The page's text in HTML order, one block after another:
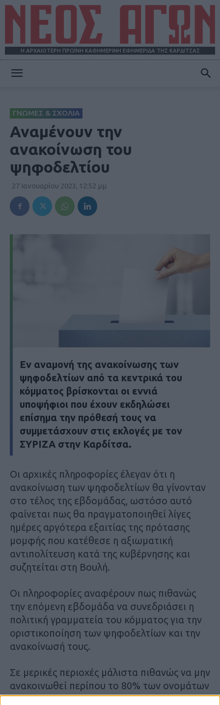
Η ΑΡΧΑΙΟΤΕΡΗ ΠΡΩΪΝΗ ΚΑΘΗΜΕΡΙΝΗ ΕΦΗΜΕΡΙΔΑ ΤΗΣ ΚΑΡΔΙΤΣΑΣ
ΓΝΩΜΕΣ & ΣΧΟΛΙΑ
Αναμένουν την
ανακοίνωση του
ψηφοδελτίου
27 Ιανουαρίου 2023, 12:52 μμ
Εν αναμονή της ανακοίνωσης των
ψηφοδελτίων από τα κεντρικά του
κόμματος βρίσκονται οι εννιά
υποψήφιοι που έχουν εκδηλώσει
επίσημα την πρόθεσή τους να
συμμετάσχουν στις εκλογές με τον
ΣΥΡΙΖΑ στην Καρδίτσα.
Οι αρχικές πληροφορίες έλεγαν ότι η
ανακοίνωση των ψηφοδελτίων θα γίνονταν
στο τέλος της εβδομάδας, ωστόσο αυτό
φαίνεται πως θα πραγματοποιηθεί λίγες
ημέρες αργότερα εξαιτίας της πρότασης
μομφής που κατέθεσε η αξιωματική
αντιπολίτευση κατά της κυβέρνησης και
συζητείται στη Βουλή.
Οι πληροφορίες αναφέρουν πως πιθανώς
την επόμενη εβδομάδα να συνεδριάσει η
πολιτική γραμματεία του κόμματος για την
οριστικοποίηση των ψηφοδελτίων και την
ανακοίνωσή τους.
Σε μερικές περιοχές μάλιστα πιθανώς να μην
ανακοινωθεί περίπου το 80% των ονομάτων
που θα στελεχώσουν τα ψηφοδέλτια. Για